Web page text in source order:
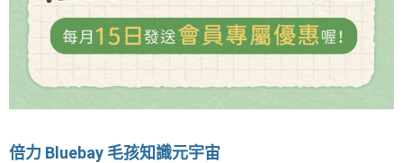
倍力 Bluebay 毛孩知識元宇宙